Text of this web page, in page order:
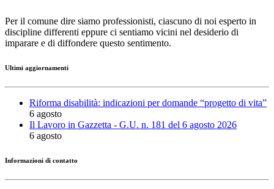
Per il comune dire siamo professionisti, ciascuno di noi esperto in
discipline differenti eppure ci sentiamo vicini nel desiderio di
imparare e di diffondere questo sentimento.
Ultimi aggiornamenti
Riforma disabilità: indicazioni per domande “progetto di vita”
6 agosto
Il Lavoro in Gazzetta - G.U. n. 181 del 6 agosto 2026
6 agosto
Informazioni di contatto